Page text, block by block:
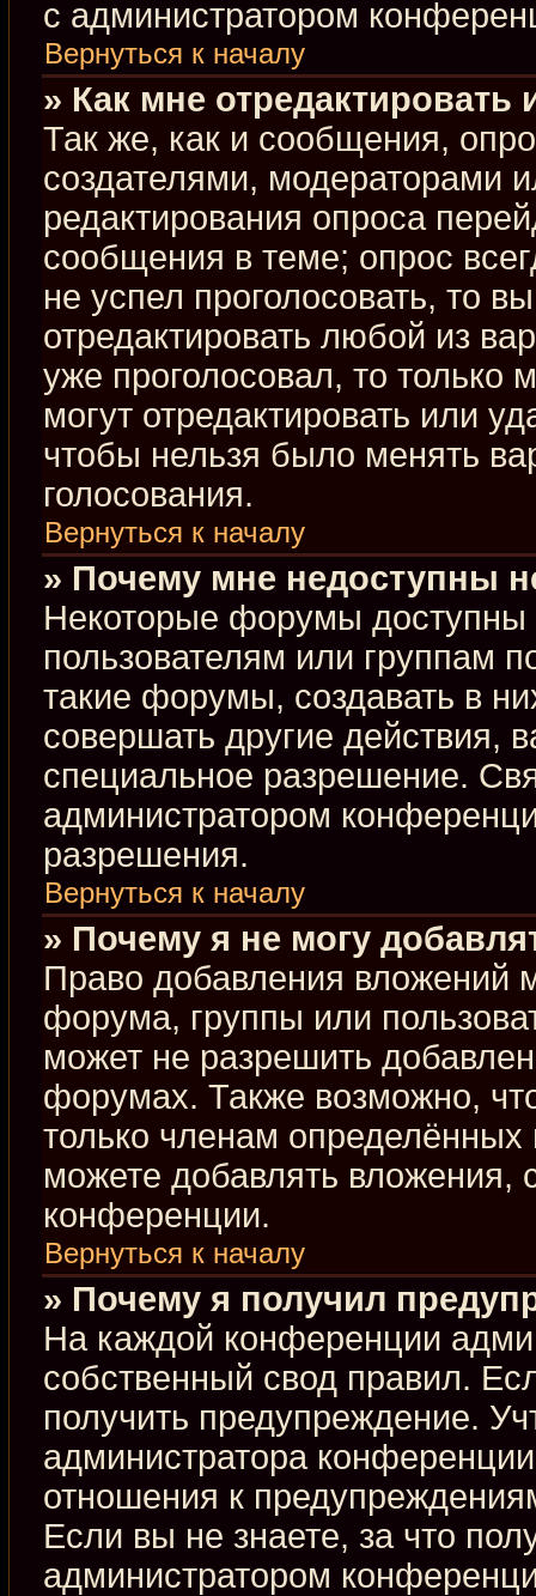
с администратором
Вернуться к началу
» Как мне отредактировать
Так же, как и сообщения,
создателями, модераторами
редактирования опроса
сообщения в теме; опрос
не успел проголосовать, то
отредактировать любой из
уже проголосовал, то
могут отредактировать или
чтобы нельзя было менять
голосования.
Вернуться к началу
» Почему мне недоступны
Некоторые форумы доступны
пользователям или группам
такие форумы, создавать в
совершать другие действия,
специальное разрешение.
администратором
разрешения.
Вернуться к началу
» Почему я не могу
Право добавления вложений
форума, группы или
может не разрешить
форумах. Также возможно,
только членам
можете добавлять вложения,
конференции.
Вернуться к началу
» Почему я получил
На каждой конференции
собственный свод правил.
получить предупреждение.
администратора
отношения к
Если вы не знаете, за что
администратором